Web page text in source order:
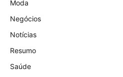
Moda
Negócios
Notícias
Resumo
Saúde